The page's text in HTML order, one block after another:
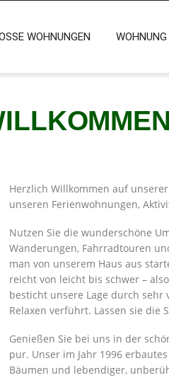
WOHNUNGEN
Herzlich Willkommen auf
unseren Ferienwohnungen,
Nutzen Sie die wunderschöne
Wanderungen, Fahrradtouren
man von unserem Haus aus
reicht von leicht bis schwer –
besticht unsere Lage durch sehr
Relaxen verführt. Lassen sie die
Genießen Sie bei uns in der
pur. Unser im Jahr 1996
Bäumen und lebendiger,